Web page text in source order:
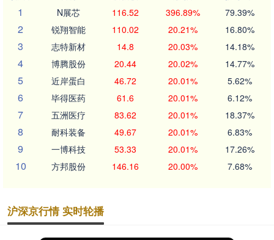
1
N展芯 116.52 396.89% 79.39%
2 锐翔智能 110.02 20.21% 16.80%
3 志特新材 14.8 20.03% 14.18%
4 博腾股份 20.44 20.02% 14.77%
5 近岸蛋白 46.72 20.01% 5.62%
6 毕得医药 61.6 20.01% 6.12%
7 五洲医疗 83.62 20.01% 18.37%
8 耐科装备 49.67 20.01% 6.83%
9 一博科技 53.33 20.01% 17.26%
10 方邦股份 146.16 20.00% 7.68%
沪深京行情 实时轮播